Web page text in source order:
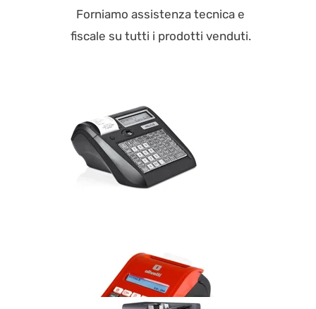
Forniamo assistenza tecnica e
fiscale su tutti i prodotti venduti.